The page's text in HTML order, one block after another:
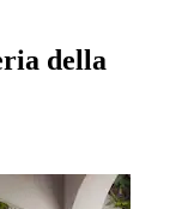
della